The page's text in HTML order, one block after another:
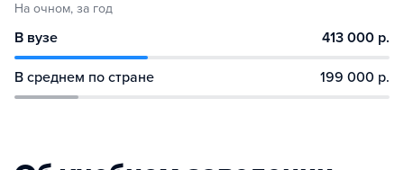
На очном, за год
В вузе 413 000 р.
В среднем по стране 199 000 р.